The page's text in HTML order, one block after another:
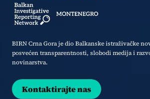
BIRN Crna Gora je dio Balkanske istraživačke
posvećen transparentnosti, slobodi medija i
novinarstva.
Kontaktirajte nas